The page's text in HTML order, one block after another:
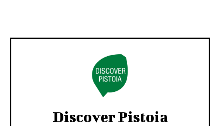
Discover Pistoia